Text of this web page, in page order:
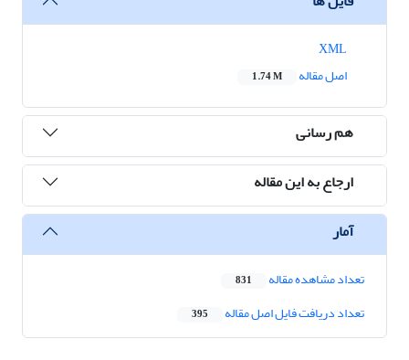
اصل مقاله
1.74 M
هم رسانی
ارجاع به این مقاله
آمار
تعداد مشاهده مقاله 831
تعداد دریافت فایل اصل مقاله 395